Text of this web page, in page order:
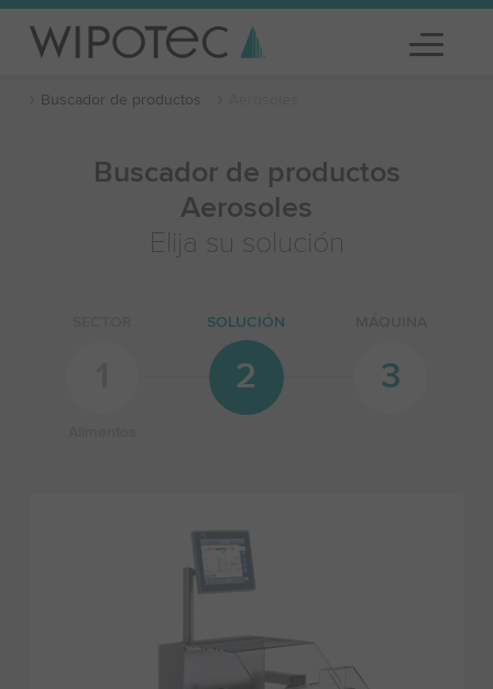
Buscador de productos
Buscador de productos
Aerosoles
Elija su solución
SOLUCIÓN
2 3